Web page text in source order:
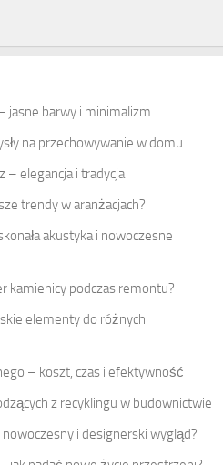
jasne barwy i minimalizm
na przechowywanie w domu
– elegancja i tradycja
trendy w aranżacjach?
akustyka i nowoczesne
kamienicy podczas remontu?
elementy do różnych
– koszt, czas i efektywność
z recyklingu w budownictwie
i designerski wygląd?